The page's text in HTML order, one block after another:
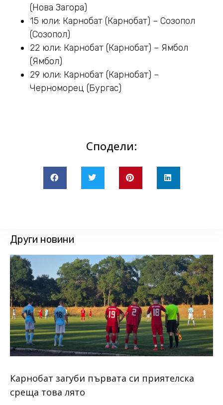
(Нова Загора)
15 юли: Карнобат (Карнобат) – Созопол
(Созопол)
22 юли: Карнобат (Карнобат) – Ямбол
(Ямбол)
29 юли: Карнобат (Карнобат) –
Черноморец (Бургас)
Сподели:
Други новини
Карнобат загуби първата си приятелска
среща това лято